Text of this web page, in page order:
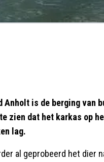
Anholt is de berging van
zien dat het karkas op
lag.
al geprobeerd het dier